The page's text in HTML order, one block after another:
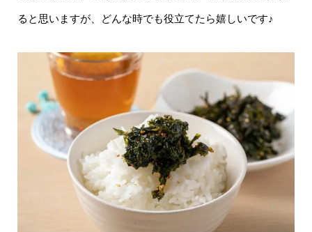
ると思いますが、どんな時でも役立てたら嬉しいです♪